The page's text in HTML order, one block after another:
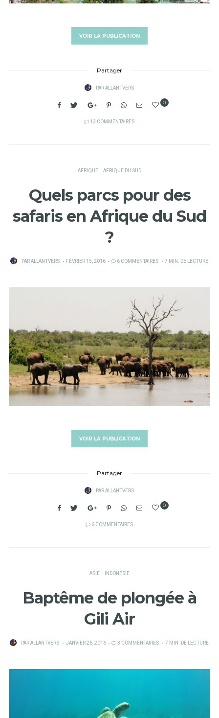
VOIR LA PUBLICATION
Partager
PARALLANTVERS
0
13 COMMENTAIRES
AFRIQUE AFRIQUE DU SUD
Quels parcs pour des
safaris en Afrique du Sud
?
PARALLANTVERS
PUBLIÉ
FÉVRIER 15, 2016 6 COMMENTAIRES 7 MIN. DE LECTURE
VOIR LA PUBLICATION
Partager
PARALLANTVERS
0
6 COMMENTAIRES
ASIE INDONÉSIE
Baptême de plongée à
Gili Air
PARALLANTVERS
PUBLIÉ
JANVIER 26, 2016 3 COMMENTAIRES 7 MIN. DE LECTURE